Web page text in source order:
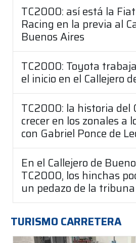
TC2000: así está la
Racing en la previa al
Buenos Aires
TC2000: Toyota
el inicio en el Callejero
TC2000: la historia del
crecer en los zonales a
con Gabriel Ponce de
En el Callejero de
TC2000, los hinchas
un pedazo de la
TURISMO CARRETERA